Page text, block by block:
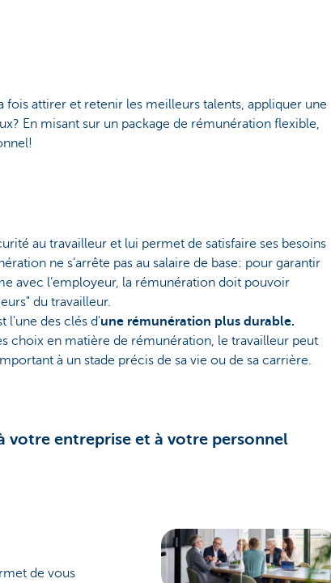
attirer et retenir les meilleurs talents, appliquer une
En misant sur un package de rémunération flexible,
au travailleur et lui permet de satisfaire ses besoins
ne s’arrête pas au salaire de base: pour garantir
avec l’employeur, la rémunération doit pouvoir
du travailleur.
l'une des clés d'une rémunération plus durable.
choix en matière de rémunération, le travailleur peut
à un stade précis de sa vie ou de sa carrière.
votre entreprise et à votre personnel
de vous